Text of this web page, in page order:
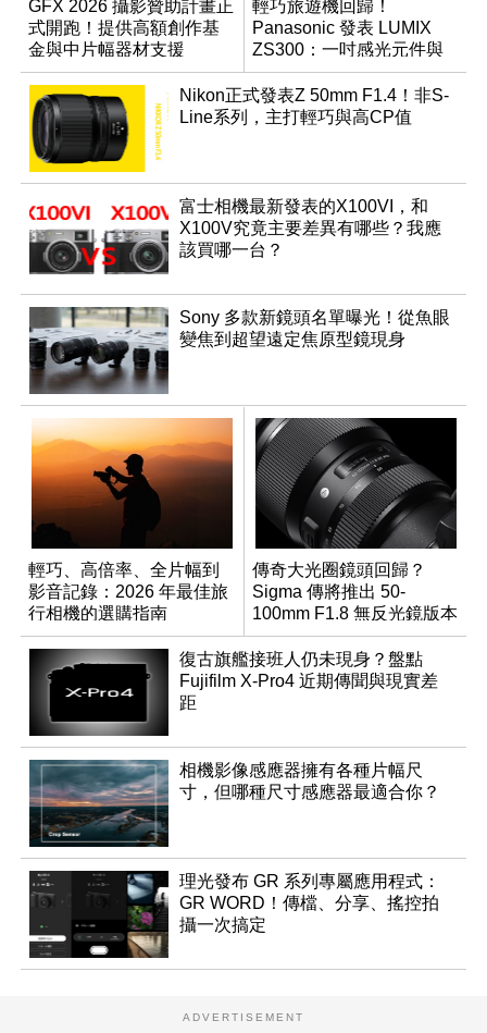
GFX 2026 攝影贊助計畫正
式開跑！提供高額創作基
金與中片幅器材支援
輕巧旅遊機回歸！
Panasonic 發表 LUMIX
ZS300：一吋感光元件與
15 倍光學變焦
Nikon正式發表Z 50mm F1.4！非S-
Line系列，主打輕巧與高CP值
富士相機最新發表的X100VI，和
X100V究竟主要差異有哪些？我應
該買哪一台？
Sony 多款新鏡頭名單曝光！從魚眼
變焦到超望遠定焦原型鏡現身
輕巧、高倍率、全片幅到
影音記錄：2026 年最佳旅
行相機的選購指南
傳奇大光圈鏡頭回歸？
Sigma 傳將推出 50-
100mm F1.8 無反光鏡版本
復古旗艦接班人仍未現身？盤點
Fujifilm X-Pro4 近期傳聞與現實差
距
相機影像感應器擁有各種片幅尺
寸，但哪種尺寸感應器最適合你？
理光發布 GR 系列專屬應用程式：
GR WORD！傳檔、分享、搖控拍
攝一次搞定
ADVERTISEMENT